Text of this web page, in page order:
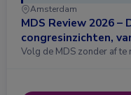
Amsterdam
MDS Review 2026 –
congresinzichten,
Volg de MDS zonder af te